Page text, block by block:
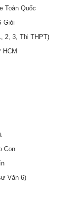
Toàn Quốc
Giỏi
2, 3, Thi THPT)
HCM
Con
Văn 6)